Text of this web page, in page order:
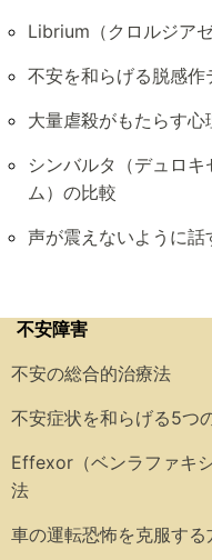
Librium（クロルジア
不安を和らげる脱感作
大量虐殺がもたらす心
シンバルタ（デュロ
ム）の比較
声が震えないように話
不安障害
不安の総合的治療法
不安症状を和らげる5つ
Effexor（ベンラファキ
法
車の運転恐怖を克服する